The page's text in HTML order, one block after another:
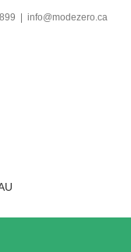
info@modezero.ca